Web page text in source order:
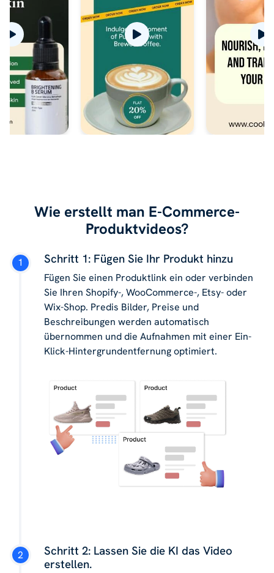
Wie erstellt man E-Commerce-
Produktvideos?
Schritt 1: Fügen Sie Ihr Produkt hinzu
Fügen Sie einen Produktlink ein oder verbinden
Sie Ihren Shopify-, WooCommerce-, Etsy- oder
Wix-Shop. Predis Bilder, Preise und
Beschreibungen werden automatisch
übernommen und die Aufnahmen mit einer Ein-
Klick-Hintergrundentfernung optimiert.
Schritt 2: Lassen Sie die KI das Video
erstellen.